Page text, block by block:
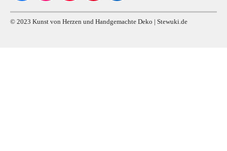
c
e
s
t
u
T
n
t
n
k
© 2023 Kunst von Herzen und Handgemachte Deko | Stewuki.de